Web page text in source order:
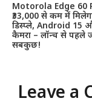
Motorola Edge 60
₹33,000 से कम में
डिस्प्ले, Android 15
कैमरा – लॉन्च से पहले
सबकुछ!
Leave a